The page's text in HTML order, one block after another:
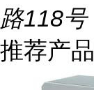
路118号
推荐产品